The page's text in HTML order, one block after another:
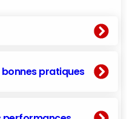
bonnes pratiques